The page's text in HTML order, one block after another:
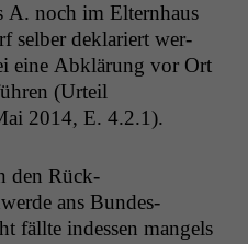
A. noch im Eltern­haus
sel­ber deklar­i­ert wer­
eine Abklärung vor Ort
(Urteil
2014, E. 4.2.1).
den Rück­
ans Bun­des­
fällte indessen man­gels